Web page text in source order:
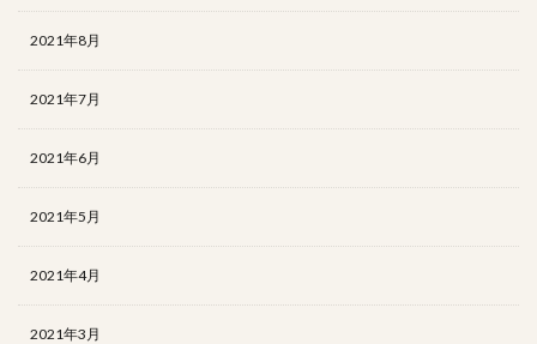
2021年8月
2021年7月
2021年6月
2021年5月
2021年4月
2021年3月